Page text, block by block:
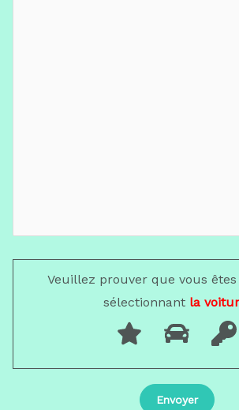
Veuillez prouver que vous
sélectionnant la